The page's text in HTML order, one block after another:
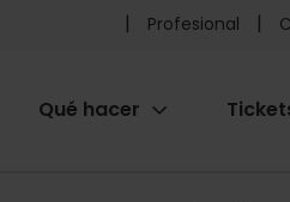
Pre
Profesional
Qué hacer